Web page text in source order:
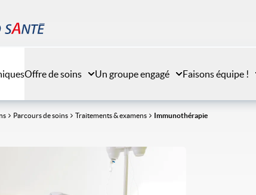
Offre de soins Un groupe engagé Faisons équipe !
Parcours de soins Traitements & examens Immunothérapie